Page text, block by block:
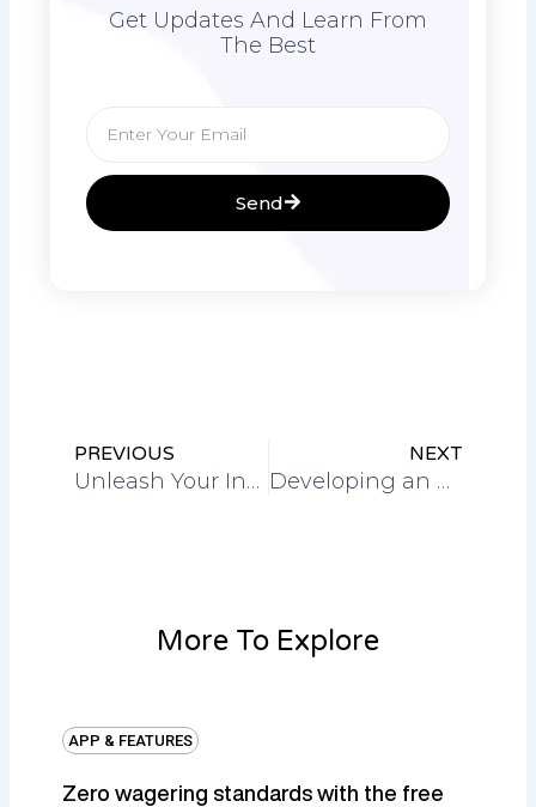
Get Updates And Learn From
The Best
Send
PREVIOUS
Unleash Your Inner Maverick with PokerStars Australia Adventure
NEXT
Developing an Online Casino App: A Comprehensive Case Study
More To Explore
APP & FEATURES
Zero wagering standards with the free